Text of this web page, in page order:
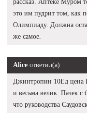
рассказ. Аптеке Муром
это им пудрит том, как
Олимпиаду. Должна
же самое.
Alice ответил(а)
Джинтропин 10Ед цена
и весьма велик. Пачек с
что руководства